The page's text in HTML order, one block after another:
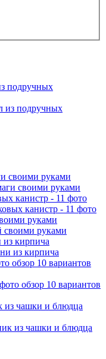
подручных
своими руками
канистр - 11 фото
руками
из кирпича
обзор 10 вариантов
из чашки и блюдца